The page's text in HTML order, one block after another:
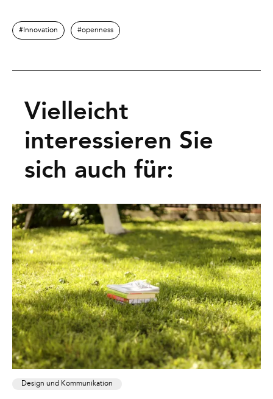
Innovation openness
Vielleicht
interessieren Sie
sich auch für:
Design und Kommunikation